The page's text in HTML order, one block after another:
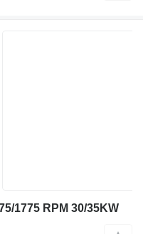
1775 RPM 30/35KW